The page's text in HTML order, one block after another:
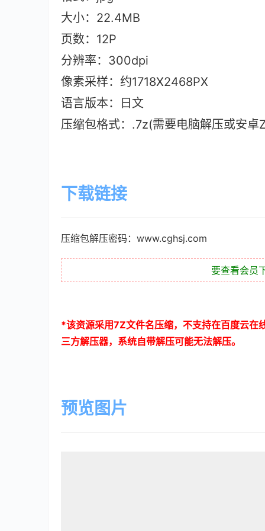
大小：22.4MB
页数：12P
分辨率：300dpi
像素采样：约1718X2468PX
语言版本：日文
压缩包格式：.7z(需要电脑解压或安
下载链接
压缩包解压密码：www.cghsj.com
要查看会员
*该资源采用7Z文件名压缩，不支持在百度云在
三方解压器，系统自带解压可能无法解压。
预览图片